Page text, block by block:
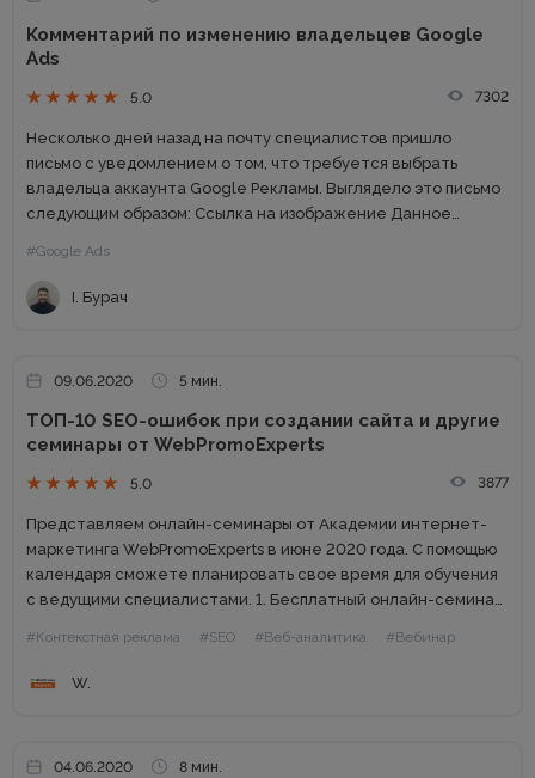
Комментарий по изменению владельцев Google
Ads
5.0 7302
Несколько дней назад на почту специалистов пришло
письмо с уведомлением о том, что требуется выбрать
владельца аккаунта Google Рекламы. Выглядело это письмо
следующим образом: Ссылка на изображение Данное
поскольку обновления в отношении доступов всегда
достаточно...
#Google Ads
І. Бурач
09.06.2020 5 мин.
ТОП-10 SEO-ошибок при создании сайта и другие
семинары от WebPromoExperts
5.0 3877
Представляем онлайн-семинары от Академии интернет-
маркетинга WebРromoExperts в июне 2020 года. С помощью
календаря сможете планировать свое время для обучения
с ведущими специалистами. 1. Бесплатный онлайн-семинар:
#Контекстная реклама #SEO #Веб-аналитика #Вебинар
W.
04.06.2020 8 мин.